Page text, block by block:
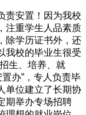
责安置！因为我校
注重学生人品素质
除学历证书外，还
我校的毕业生很受
生、培养、就
办”，专人负责毕
单位建立了长期协
期举办专场招聘